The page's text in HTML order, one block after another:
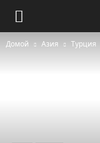
Домой Азия Турция